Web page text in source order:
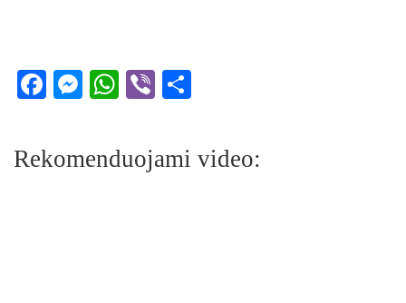
Facebook
Messenger
WhatsApp
Viber
Rekomenduojami video: